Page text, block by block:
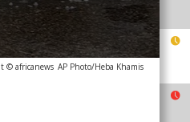
© africanews AP Photo/Heba Khamis